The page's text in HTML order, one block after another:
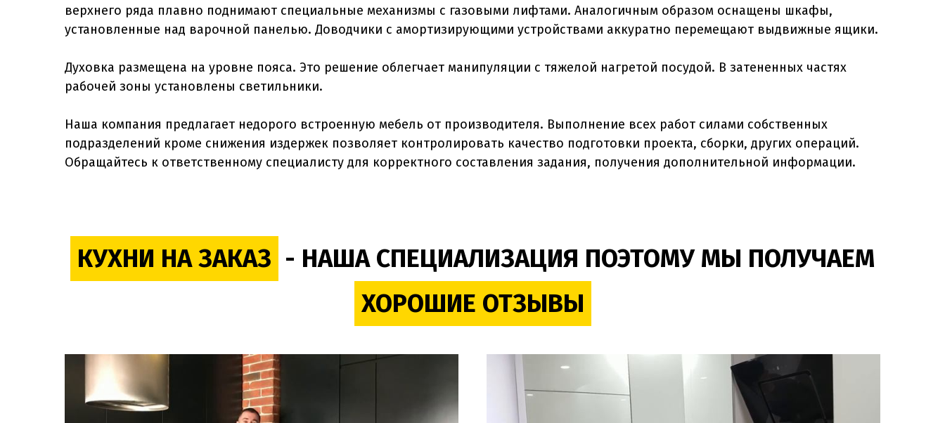
верхнего ряда плавно поднимают специальные механизмы с газовыми лифтами. Аналогичным образом оснащены шкафы,
установленные над варочной панелью. Доводчики с амортизирующими устройствами аккуратно перемещают выдвижные ящики.
Духовка размещена на уровне пояса. Это решение облегчает манипуляции с тяжелой нагретой посудой. В затененных частях
рабочей зоны установлены светильники.
Наша компания предлагает недорого встроенную мебель от производителя. Выполнение всех работ силами собственных
подразделений кроме снижения издержек позволяет контролировать качество подготовки проекта, сборки, других операций.
Обращайтесь к ответственному специалисту для корректного составления задания, получения дополнительной информации.
КУХНИ НА ЗАКАЗ - НАША СПЕЦИАЛИЗАЦИЯ ПОЭТОМУ МЫ ПОЛУЧАЕМ
ХОРОШИЕ ОТЗЫВЫ